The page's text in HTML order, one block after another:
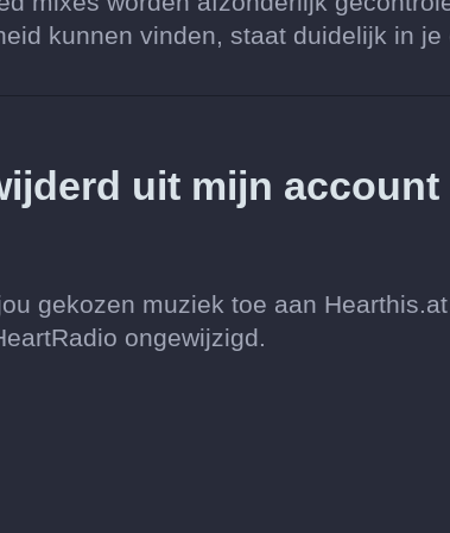
kunnen vinden, staat duidelijk in
uit mijn account
gekozen muziek toe aan
ongewijzigd.